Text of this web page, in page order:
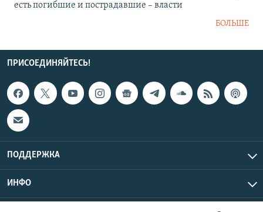
есть погибшие и пострадавшие – власти
БОЛЬШЕ
ПРИСОЕДИНЯЙТЕСЬ!
ПОДДЕРЖКА
ИНФО